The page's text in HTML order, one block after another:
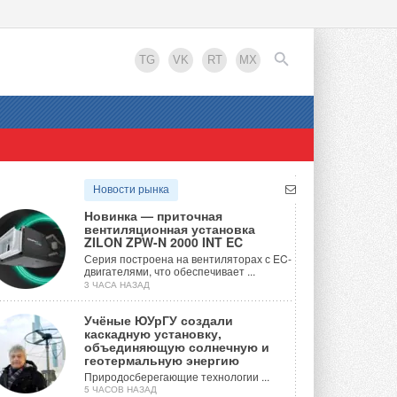
TG VK RT MX
EN
Новости рынка
Новинка — приточная
вентиляционная установка
ZILON ZPW-N 2000 INT EC
Серия построена на вентиляторах с EC-
двигателями, что обеспечивает ...
3 ЧАСА НАЗАД
Учёные ЮУрГУ создали
каскадную установку,
объединяющую солнечную и
геотермальную энергию
Природосберегающие технологии ...
5 ЧАСОВ НАЗАД